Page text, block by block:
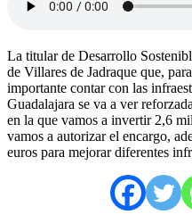
La titular de Desarrollo
de Villares de Jadraque que,
importante contar con las
Guadalajara se va a ver
en la que vamos a invertir 2,6
vamos a autorizar el encargo,
euros para mejorar diferentes